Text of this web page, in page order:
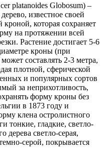
platanoides Globosum) –
известное своей
которая сохраняет
на протяжении всей
Растение достигает 5-6
кроны (при
составлять 2-3 метра,
плотной, сферической
и популярных сортов
за неприхотливость,
форму кроны без
в 1873 году и
клена остролистного
тонкие, гладкие, светло-
дерева светло-серая,
серой, покрывается